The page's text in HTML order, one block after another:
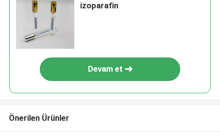
izoparafin
Devam et
Önerilen Ürünler